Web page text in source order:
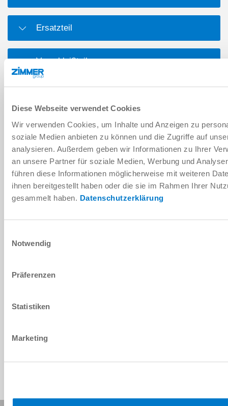
Diese Webseite verwendet Cookies
Wir verwenden Cookies, um Inhalte und Anzeigen zu
soziale Medien anbieten zu können und die Zugriffe auf
analysieren. Außerdem geben wir Informationen zu Ihrer
an unsere Partner für soziale Medien, Werbung und
führen diese Informationen möglicherweise mit weiteren
ihnen bereitgestellt haben oder die sie im Rahmen Ihrer
gesammelt haben. Datenschutzerklärung
Notwendig
Präferenzen
Statistiken
Marketing
Ersatzteil
Verschleißteil
Herunterladen